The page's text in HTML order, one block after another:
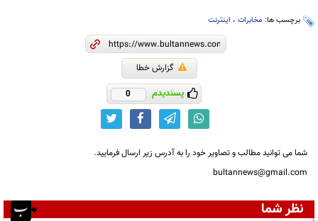
برچسب ها: مخابرات ، اینترنت
گزارش خطا
پسندیدم 0
شما می توانید مطالب و تصاویر خود را به آدرس زیر ارسال فرمایید.
bultannews@gmail.com
نظر شما